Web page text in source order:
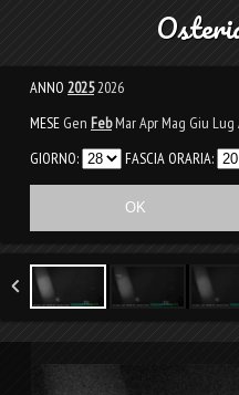
ANNO 20252026
MESE Gen Feb MarApr Mag Giu Lug
GIORNO:
FASCIA ORARIA: